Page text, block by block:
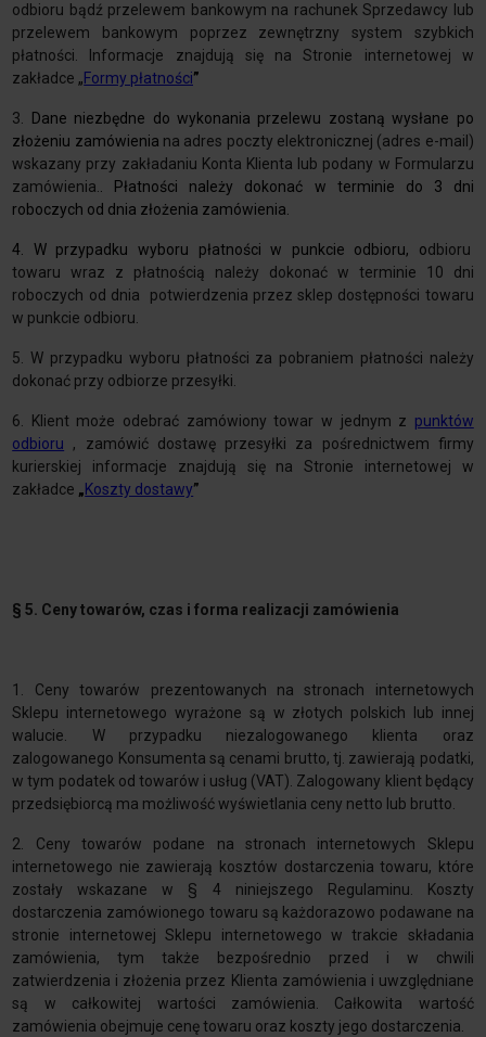
odbioru bądź przelewem bankowym na rachunek Sprzedawcy lub
przelewem bankowym poprzez zewnętrzny system szybkich
płatności. Informacje znajdują się na Stronie internetowej w
zakładce „Formy płatności”
3. Dane niezbędne do wykonania przelewu zostaną wysłane po
złożeniu zamówienia na adres poczty elektronicznej (adres e-mail)
wskazany przy zakładaniu Konta Klienta lub podany w Formularzu
zamówienia.. Płatności należy dokonać w terminie do 3 dni
roboczych od dnia złożenia zamówienia.
4. W przypadku wyboru płatności w punkcie odbioru, odbioru
towaru wraz z płatnością należy dokonać w terminie 10 dni
roboczych od dnia potwierdzenia przez sklep dostępności towaru
w punkcie odbioru.
5. W przypadku wyboru płatności za pobraniem płatności należy
dokonać przy odbiorze przesyłki.
6. Klient może odebrać zamówiony towar w jednym z punktów
odbioru , zamówić dostawę przesyłki za pośrednictwem firmy
kurierskiej informacje znajdują się na Stronie internetowej w
zakładce „Koszty dostawy”
§ 5. Ceny towarów, czas i forma realizacji zamówienia
1. Ceny towarów prezentowanych na stronach internetowych
Sklepu internetowego wyrażone są w złotych polskich lub innej
walucie. W przypadku niezalogowanego klienta oraz
zalogowanego Konsumenta są cenami brutto, tj. zawierają podatki,
w tym podatek od towarów i usług (VAT). Zalogowany klient będący
przedsiębiorcą ma możliwość wyświetlania ceny netto lub brutto.
2. Ceny towarów podane na stronach internetowych Sklepu
internetowego nie zawierają kosztów dostarczenia towaru, które
zostały wskazane w § 4 niniejszego Regulaminu. Koszty
dostarczenia zamówionego towaru są każdorazowo podawane na
stronie internetowej Sklepu internetowego w trakcie składania
zamówienia, tym także bezpośrednio przed i w chwili
zatwierdzenia i złożenia przez Klienta zamówienia i uwzględniane
są w całkowitej wartości zamówienia. Całkowita wartość
zamówienia obejmuje cenę towaru oraz koszty jego dostarczenia.